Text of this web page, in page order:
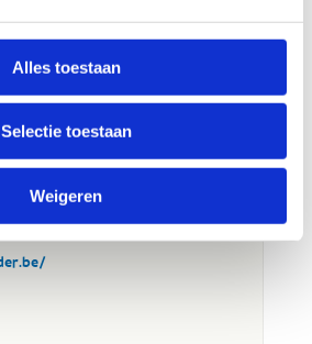
Alles toestaan
Selectie toestaan
Weigeren